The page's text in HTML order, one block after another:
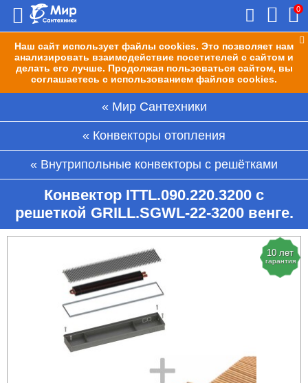
Наш сайт использует файлы cookies. Это позволяет нам
анализировать взаимодействие посетителей с сайтом и
делать его лучше. Продолжая пользоваться сайтом, вы
соглашаетесь с использованием файлов cookies.
0
Мир Сантехники
Конвекторы отопления
Внутрипольные конвекторы с решётками
Конвектор ITTL.090.220.3200 с
решеткой GRILL.SGWL-22-3200 венге.
10 лет
гарантия